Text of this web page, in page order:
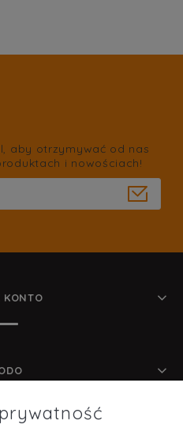
aby otrzymywać od nas
i nowościach!
KONTO